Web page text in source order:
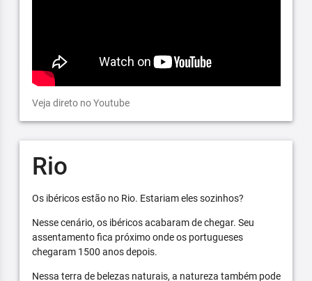
Veja direto no Youtube
Rio
Os ibéricos estão no Rio. Estariam eles sozinhos?
Nesse cenário, os ibéricos acabaram de chegar. Seu
assentamento fica próximo onde os portugueses
chegaram 1500 anos depois.
Nessa terra de belezas naturais, a natureza também pode